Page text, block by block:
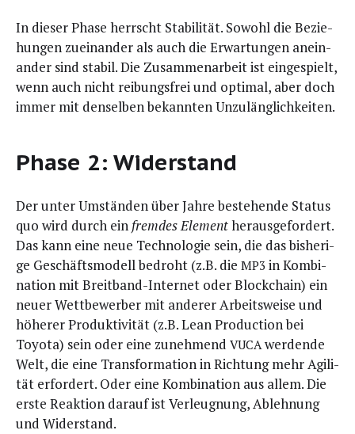
In die­ser Pha­se herrscht Sta­bi­li­tät. Sowohl die Bezie­
hun­gen zuein­an­der als auch die Erwar­tun­gen anein­
an­der sind sta­bil. Die Zusam­men­ar­beit ist ein­ge­spielt,
wenn auch nicht rei­bungs­frei und opti­mal, aber doch
immer mit den­sel­ben bekann­ten Unzulänglichkeiten.
Phase 2: Widerstand
Der unter Umstän­den über Jah­re bestehen­de Sta­tus
quo wird durch ein frem­des Ele­menther­aus­ge­for­dert.
Das kann eine neue Tech­no­lo­gie sein, die das bis­he­ri­
ge Geschäfts­mo­dell bedroht (z.B. die MP3 in Kom­bi­
na­ti­on mit Breit­band-Inter­net oder Block­chain) ein
neu­er Wett­be­wer­ber mit ande­rer Arbeits­wei­se und
höhe­rer Pro­duk­ti­vi­tät (z.B. Lean Pro­duc­tion bei
Toyo­ta) sein oder eine zuneh­mend VUCAwer­den­de
Welt, die eine Trans­for­ma­ti­on in Rich­tung mehr Agi­li­
tät erfor­dert. Oder eine Kom­bi­na­ti­on aus allem. Die
ers­te Reak­ti­on dar­auf ist Ver­leug­nung, Ableh­nung
und Widerstand.